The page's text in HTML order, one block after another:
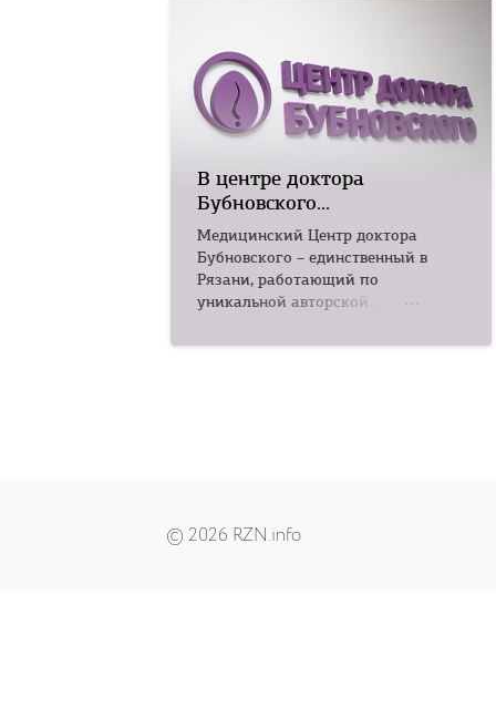
В центре доктора
Бубновского...
Медицинский Центр доктора
Бубновского – единственный в
Рязани, работающий по
уникальной авторской...
© 2026 RZN.info